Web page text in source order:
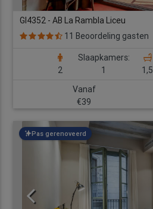
GI4352 - AB La Rambla Liceu
11 Beoordeling gasten
2
Slaapkamers:
1
1,5
Vanaf
€39
Pas gerenoveerd